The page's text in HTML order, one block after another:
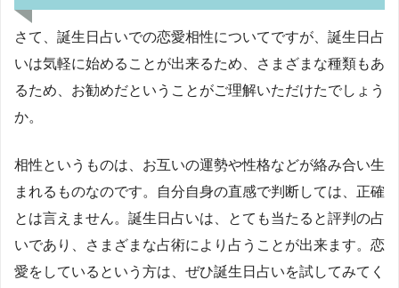
さて、誕生日占いでの恋愛相性についてですが、誕生日占
いは気軽に始めることが出来るため、さまざまな種類もあ
るため、お勧めだということがご理解いただけたでしょう
か。
相性というものは、お互いの運勢や性格などが絡み合い生
まれるものなのです。自分自身の直感で判断しては、正確
とは言えません。誕生日占いは、とても当たると評判の占
いであり、さまざまな占術により占うことが出来ます。恋
愛をしているという方は、ぜひ誕生日占いを試してみてく